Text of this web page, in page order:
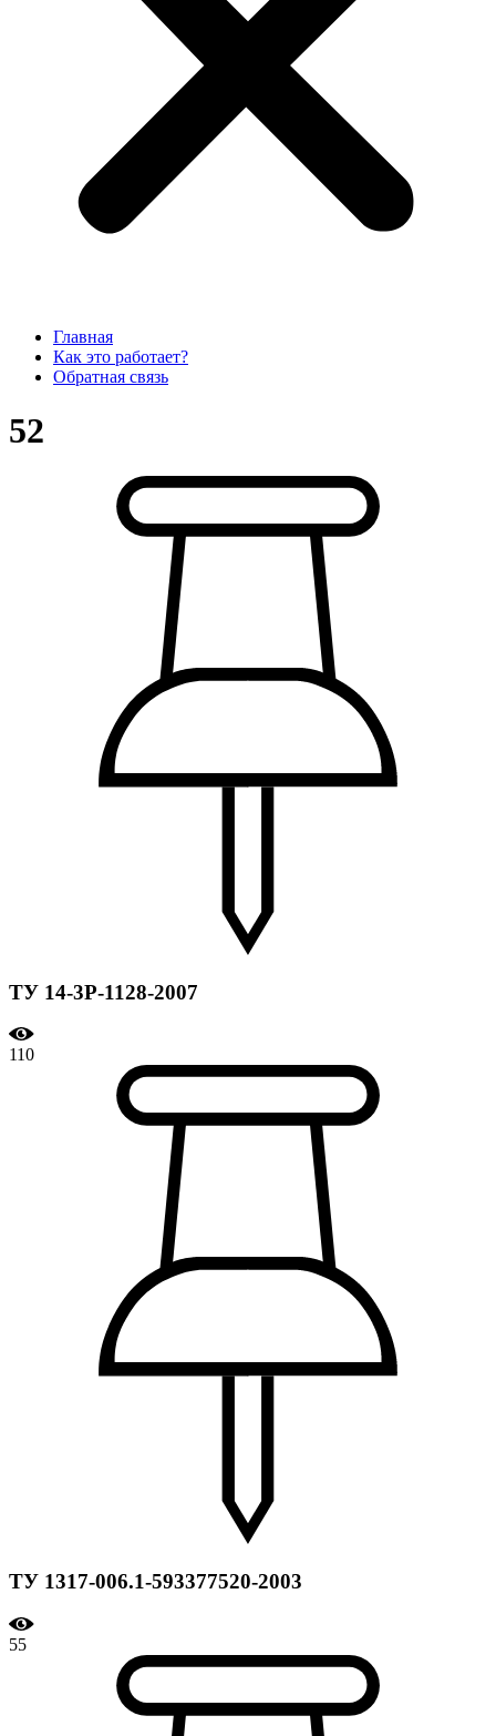
Главная
Как это работает?
Обратная связь
52
ТУ 14-3Р-1128-2007
110
ТУ 1317-006.1-593377520-2003
55